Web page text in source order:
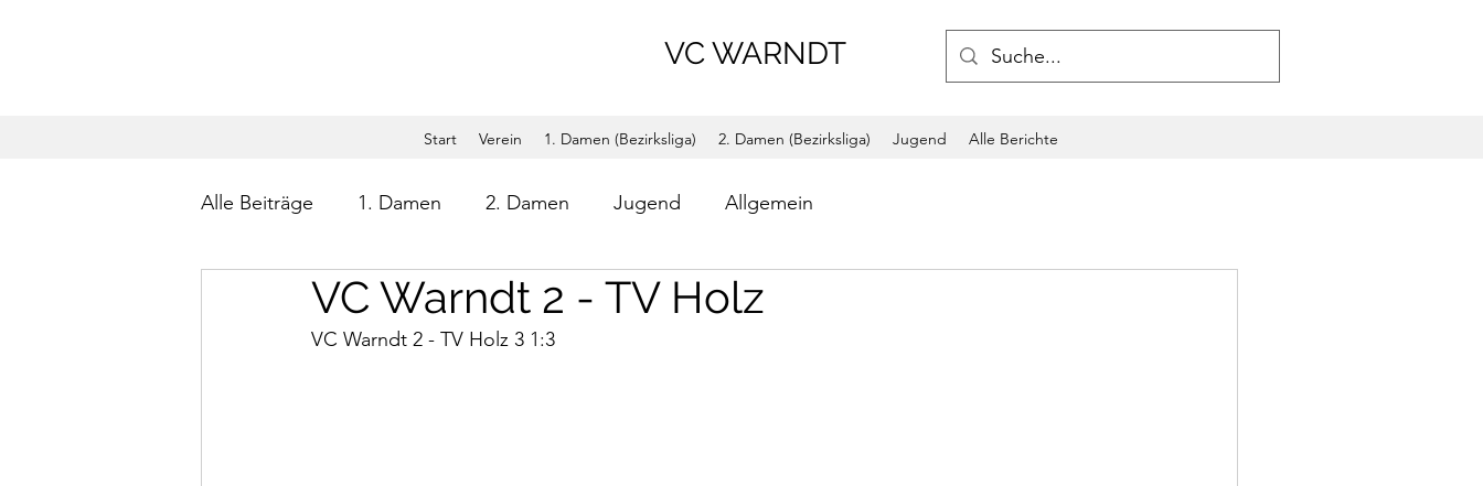
VC WARNDT
Start Verein 1. Damen (Bezirksliga) 2. Damen (Bezirksliga) Jugend Alle Berichte
Alle Beiträge 1. Damen 2. Damen Jugend Allgemein
VC Warndt 2 - TV Holz
VC Warndt 2 - TV Holz 3 1:3